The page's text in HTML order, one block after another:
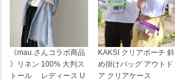
《mau.さんコラボ商品
》リネン 100% 大判ス
トール レディース U
KAKSI クリアポーチ 斜
め掛けバッグ アウトド
ア クリアケース